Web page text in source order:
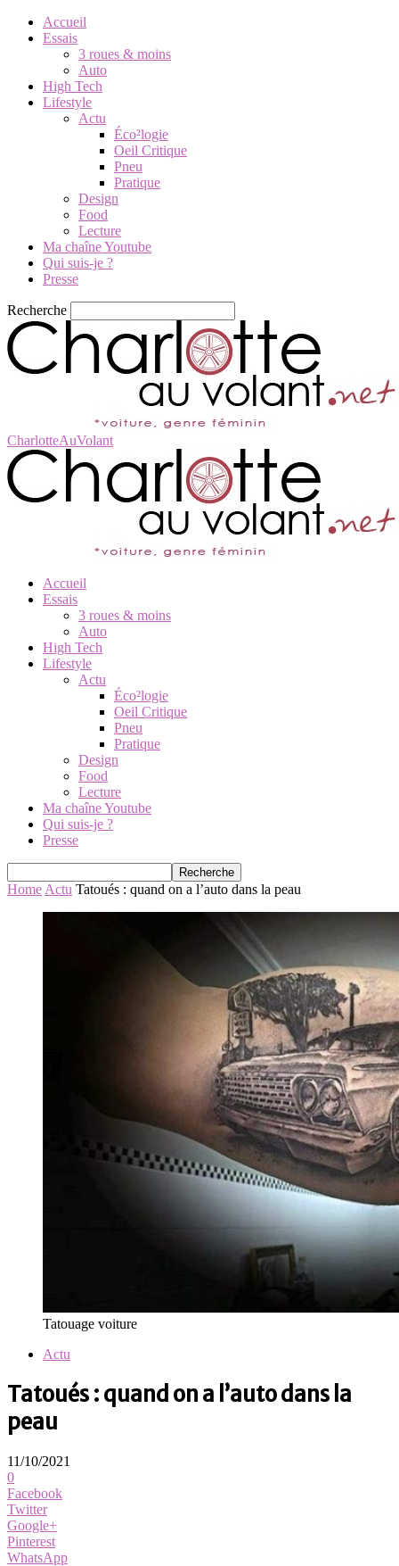
Accueil
Essais
3 roues & moins
Auto
High Tech
Lifestyle
Actu
Éco²logie
Oeil Critique
Pneu
Pratique
Design
Food
Lecture
Ma chaîne Youtube
Qui suis-je ?
Presse
Recherche
CharlotteAuVolant
Accueil
Essais
3 roues & moins
Auto
High Tech
Lifestyle
Actu
Éco²logie
Oeil Critique
Pneu
Pratique
Design
Food
Lecture
Ma chaîne Youtube
Qui suis-je ?
Presse
Home Actu Tatoués : quand on a l’auto dans la peau
Tatouage voiture
Actu
Tatoués : quand on a l’auto dans la
peau
11/10/2021
0
Facebook
Twitter
Google+
Pinterest
WhatsApp